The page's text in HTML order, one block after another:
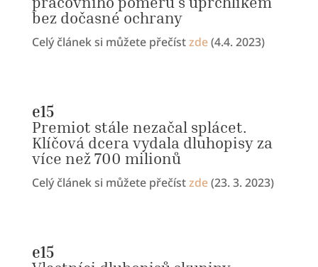
bez dočasné ochrany
Celý článek si můžete přečístzde(4.4. 2023)
e15
Premiot stále nezačal splácet.
Klíčová dcera vydala dluhopisy za
více než 700 milionů
Celý článek si můžete přečístzde(23. 3. 2023)
e15